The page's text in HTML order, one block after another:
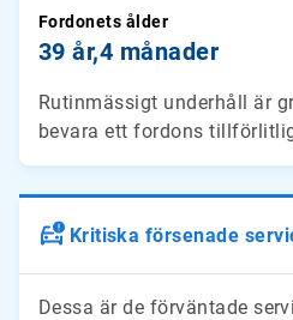
Fordonets ålder
39 år,4 månader
Rutinmässigt underhåll är
bevara ett fordons
Kritiska försenade
Dessa är de förväntade